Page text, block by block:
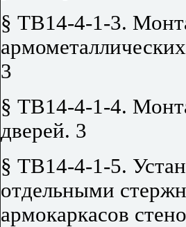
§ ТВ14-4-1-3.
3
§ ТВ14-4-1-4.
дверей. 3
§ ТВ14-4-1-5.
отдельными
армокаркасов